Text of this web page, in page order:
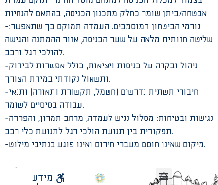
אבטחה/ביתן שומר כחלק מתכנון הכניסה, בהתאם להנחיות
גורמי הביטחון המוסמכים. העמדה תמוקם כך שתאפשר:-
שליטה חזותית מלאה על שער הכניסה, אזור ההמתנה והגישה
להולכי רגל ורכב.
-ניהול ובקרה על כניסות ויציאות, כולל אפשרות לבידוק
ותשאול נקודתי במידת הצורך.
-חיבורי תשתית נדרשים (חשמל, תקשורת ותאורה) ותנאי
עבודה בסיסיים לשומר.
-נגישות ובטיחות: מסלול נגיש לעמדה, מרחב תמרון, והפרדה
תפקודית בין תנועת הולכי רגל לתנועת כלי רכב.
-מיקום שאינו חוסם מעברי חירום ואינו פוגע בנתיבי מילוט.
מידע